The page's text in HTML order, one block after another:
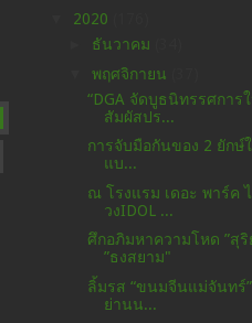
2020
ธันวาคม
พฤศจิกายน
“DGA จัดบูธนิทรรศกา
สัมผัสปร...
การจับมือกันของ 2 ยักษ์
แบ...
ณ โรงแรม เดอะ พาร์ค
วงIDOL ...
ศึกอภิมหาความโหด ”สุ
”ธงสยาม"
ลิ้มรส “ขนมจีนแม่จันทร์
ย่านน...